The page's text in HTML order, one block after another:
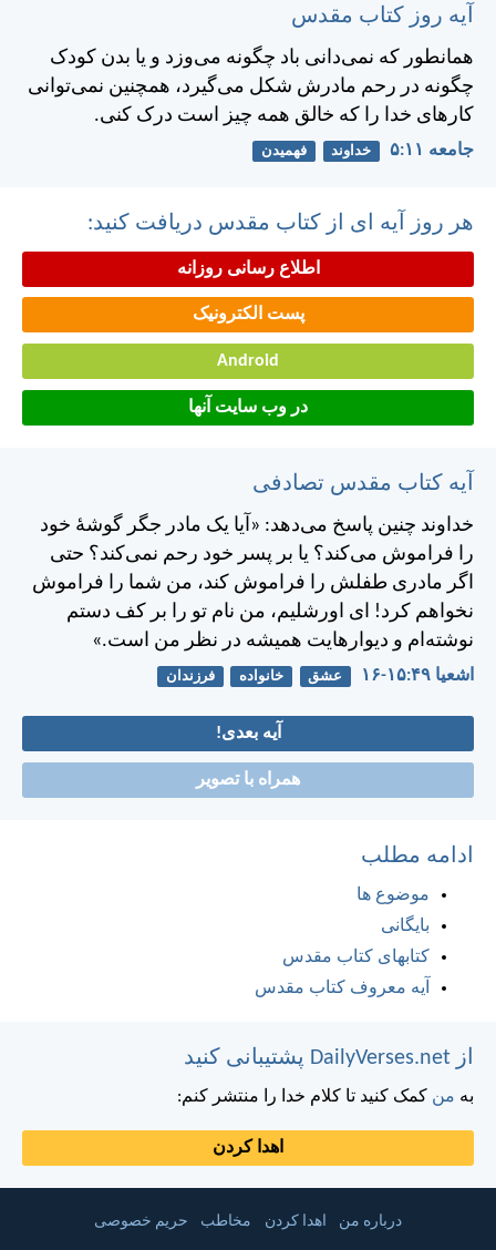
آیه روز کتاب مقدس
همانطور كه نمی‌دانی باد چگونه می‌وزد و يا بدن كودک
چگونه در رحم مادرش شكل می‌گيرد، همچنين نمی‌توانی
كارهای خدا را كه خالق همه چيز است درک كنی.
جامعه ۱۱:‏۵ خداوند فهمیدن
هر روز آیه ای از کتاب مقدس دریافت کنید:
اطلاع رسانی روزانه
پست الکترونیک
Android
در وب سایت آنها
آیه کتاب مقدس تصادفی
خداوند چنين پاسخ می‌دهد: «آيا يک مادر جگر گوشهٔ خود
را فراموش می‌كند؟ يا بر پسر خود رحم نمی‌كند؟ حتی
اگر مادری طفلش را فراموش كند، من شما را فراموش
نخواهم كرد! ای اورشليم، من نام تو را بر كف دستم
نوشته‌ام و ديوارهايت هميشه در نظر من است.»
اشعيا ۴۹:‏۱۵-‏۱۶ عشق خانواده فرزندان
آیه بعدی!
همراه با تصویر
ادامه مطلب
موضوع ها
بایگانی
کتابهای کتاب مقدس
آیه معروف کتاب مقدس
از DailyVerses.net پشتیبانی کنید
به من کمک کنید تا کلام خدا را منتشر کنم:
اهدا کردن
درباره من اهدا کردن مخاطب حریم خصوصی